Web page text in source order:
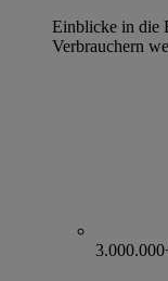
Einblicke in die
Verbrauchern